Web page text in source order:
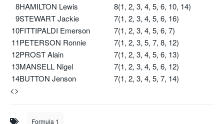
8HAMILTON Lewis 8(1, 2, 3, 4, 5, 6, 10, 14)
9STEWART Jackie 7(1, 2, 3, 4, 5, 6, 16)
10FITTIPALDI Emerson 7(1, 2, 3, 4, 5, 6, 7)
11PETERSON Ronnie 7(1, 2, 3, 5, 7, 8, 12)
12PROST Alain 7(1, 2, 3, 4, 5, 6, 13)
13MANSELL Nigel 7(1, 2, 3, 4, 5, 6, 12)
14BUTTON Jenson 7(1, 2, 3, 4, 5, 7, 14)
<>
Formula 1